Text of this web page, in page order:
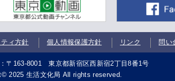
ィ方針 個人情報保護方針 リンク 問い
〒163-8001 東京都新宿区西新宿2丁目8番1号
2025 生活文化局 All rights reserved.